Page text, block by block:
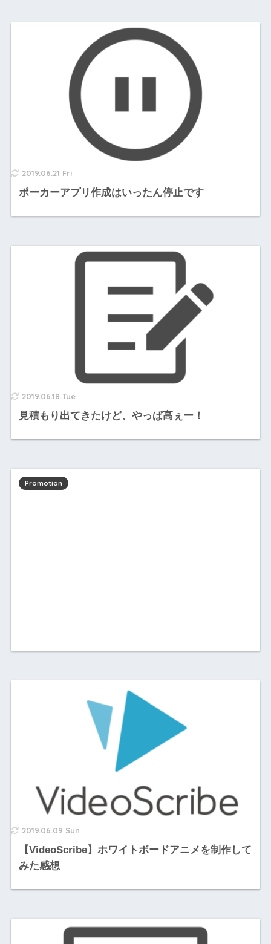
2019.06.21 Fri
ポーカーアプリ作成はいったん停止です
2019.06.18 Tue
見積もり出てきたけど、やっぱ高ぇー！
Promotion
2019.06.09 Sun
【VideoScribe】ホワイトボードアニメを制作して
みた感想